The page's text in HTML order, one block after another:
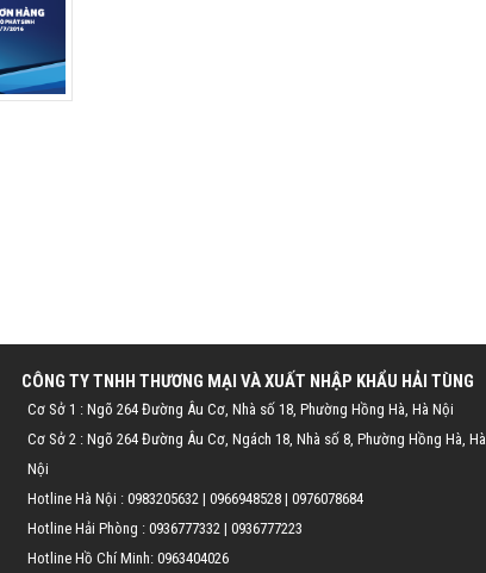
CÔNG TY TNHH THƯƠNG MẠI VÀ XUẤT NHẬP KHẨU HẢI TÙNG
Cơ Sở 1 : Ngõ 264 Đường Âu Cơ, Nhà số 18, Phường Hồng Hà, Hà Nội
Cơ Sở 2 : Ngõ 264 Đường Âu Cơ, Ngách 18, Nhà số 8, Phường Hồng Hà, Hà
Nội
Hotline Hà Nội :0983205632 |0966948528 |0976078684
Hotline Hải Phòng :0936777332 |0936777223
Hotline Hồ Chí Minh:0963404026